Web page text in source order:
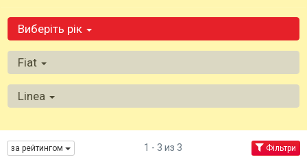
Виберіть рік
Fiat
Linea
за рейтингом 1 - 3 из 3 Фільтри